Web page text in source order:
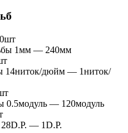
1мм — 240мм
14ниток/дюйм — 1ниток/
0.5модуль — 120модуль
28D.P. — 1D.P.